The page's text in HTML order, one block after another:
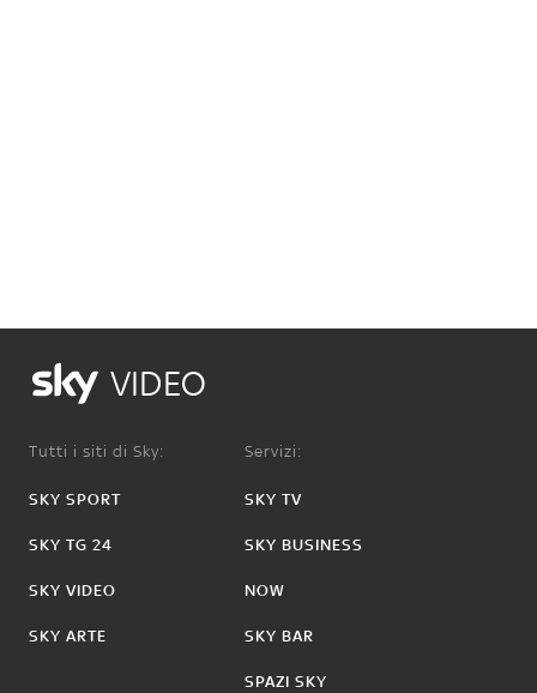
VIDEO
Tutti i siti di Sky:
SKY SPORT
SKY TG 24
SKY VIDEO
SKY ARTE
Servizi:
SKY TV
SKY BUSINESS
NOW
SKY BAR
SPAZI SKY